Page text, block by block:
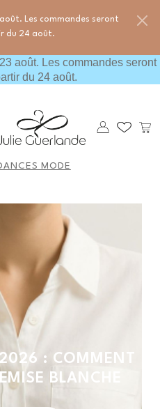
Les commandes seront
du 24 août.
août. Les commandes seront
du 24 août.
Mes
MODE
: COMMENT
BLANCHE